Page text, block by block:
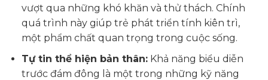
vượt qua những khó khăn và thử thách. Chính
quá trình này giúp trẻ phát triển tính kiên trì,
một phẩm chất quan trọng trong cuộc sống.
Tự tin thể hiện bản thân:Khả năng biểu diễn
trước đám đông là một trong những kỹ năng